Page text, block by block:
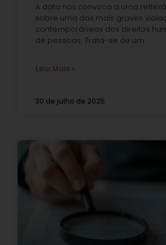
A data nos convoca a uma
sobre uma das mais graves
contemporâneas dos direitos
de pessoas. Trata-se de um
Leia Mais »
30 de julho de 2025